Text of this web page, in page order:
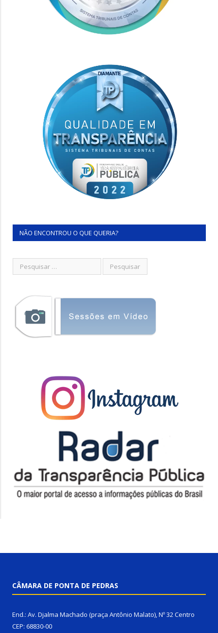
NÃO ENCONTROU O QUE QUERIA?
CÂMARA DE PONTA DE PEDRAS
End.: Av. Djalma Machado (praça Antônio Malato), Nº 32 Centro
CEP: 68830-00